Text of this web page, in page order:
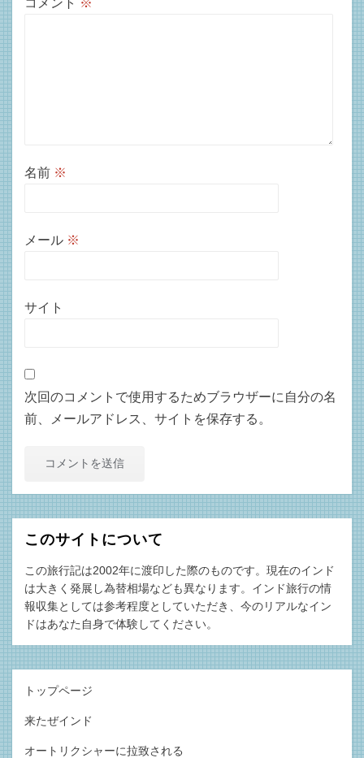
コメント ※
名前 ※
メール ※
サイト
次回のコメントで使用するためブラウザーに自分の名
前、メールアドレス、サイトを保存する。
このサイトについて
この旅行記は2002年に渡印した際のものです。現在のインド
は大きく発展し為替相場なども異なります。インド旅行の情
報収集としては参考程度としていただき、今のリアルなイン
ドはあなた自身で体験してください。
トップページ
来たぜインド
オートリクシャーに拉致される